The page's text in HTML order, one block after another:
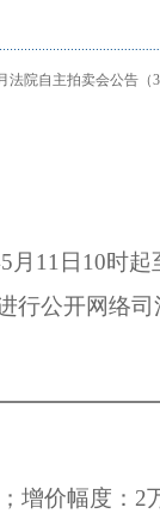
法院自主拍卖会公告（3
5 月 11 日 10时起
行公开网络司
增价幅度： 2